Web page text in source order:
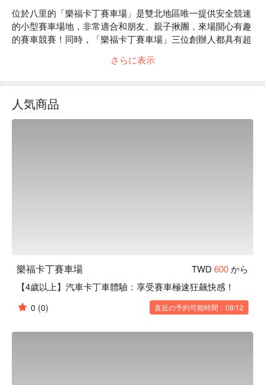
位於八里的「樂福卡丁賽車場」是雙北地區唯一提供安全競速
的小型賽車場地，非常適合和朋友、親子揪團，來場開心有趣
的賽車競賽！同時，「樂福卡丁賽車場」三位創辦人都具有超
賽車場」是相當注重的喔。「樂福卡丁賽車場」提供的服務包
等。想體驗賽車的飆速快感嗎？來「樂福卡丁賽車場」就對
了！
さらに表示
人気商品
樂福卡丁賽車場 TWD 600から
【4歲以上】汽車卡丁車體驗：享受賽車極速狂飆快感！
0 (0) 直近の予約可能時間：08/12